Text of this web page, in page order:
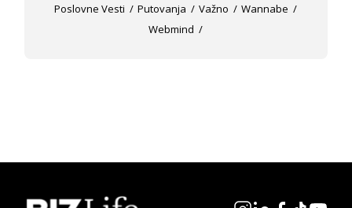
Poslovne Vesti
Putovanja Važno
Wannabe
Webmind